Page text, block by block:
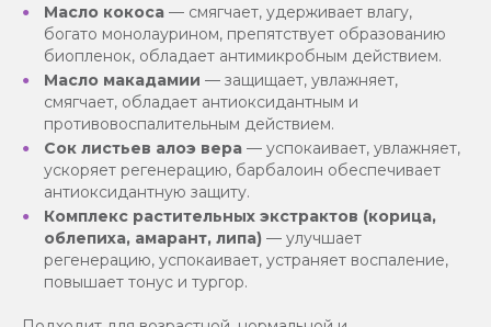
Масло кокоса — смягчает, удерживает влагу,
богато монолаурином, препятствует образованию
биопленок, обладает антимикробным действием.
Масло макадамии — защищает, увлажняет,
смягчает, обладает антиоксидантным и
противовоспалительным действием.
Сок листьев алоэ вера — успокаивает, увлажняет,
ускоряет регенерацию, барбалоин обеспечивает
антиоксидантную защиту.
Комплекс растительных экстрактов (корица,
облепиха, амарант, липа) — улучшает
регенерацию, успокаивает, устраняет воспаление,
повышает тонус и тургор.